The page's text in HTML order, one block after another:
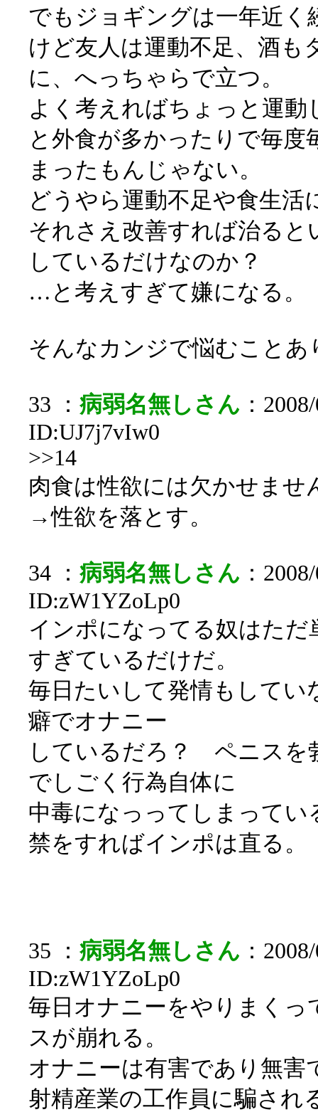
でもジョギングは一年近く
けど友人は運動不足、酒も
に、へっちゃらで立つ。
よく考えればちょっと運
と外食が多かったりで毎度
まったもんじゃない。
どうやら運動不足や食生
それさえ改善すれば治る
しているだけなのか？
…と考えすぎて嫌になる。
そんなカンジで悩むことあ
33 ： 病弱名無しさん ：
ID:UJ7j7vIw0
>>14
肉食は性欲には欠かせま
→性欲を落とす。
34 ： 病弱名無しさん ：
ID:zW1YZoLp0
インポになってる奴はた
すぎているだけだ。
毎日たいして発情もしてい
癖でオナニー
しているだろ？ ペニスを
でしごく行為自体に
中毒になっってしまって
禁をすればインポは直る。
35 ： 病弱名無しさん ：
ID:zW1YZoLp0
毎日オナニーをやりまく
スが崩れる。
オナニーは有害であり無害
射精産業の工作員に騙され